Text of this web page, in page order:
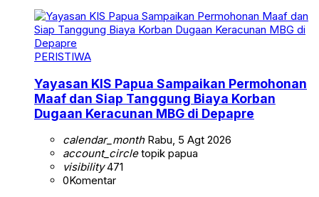
PERISTIWA
Yayasan KIS Papua Sampaikan Permohonan
Maaf dan Siap Tanggung Biaya Korban
Dugaan Keracunan MBG di Depapre
calendar_monthRabu, 5 Agt 2026
account_circletopik papua
visibility471
0Komentar